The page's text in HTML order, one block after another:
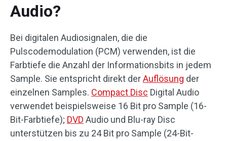
Audio?
Bei digitalen Audiosignalen, die die
Pulscodemodulation (PCM) verwenden, ist die
Farbtiefe die Anzahl der Informationsbits in jedem
Sample. Sie entspricht direkt derAuflösung der
einzelnen Samples. Compact Disc Digital Audio
verwendet beispielsweise 16 Bit pro Sample (16-
Bit-Farbtiefe); DVD Audio und Blu-ray Disc
unterstützen bis zu 24 Bit pro Sample (24-Bit-